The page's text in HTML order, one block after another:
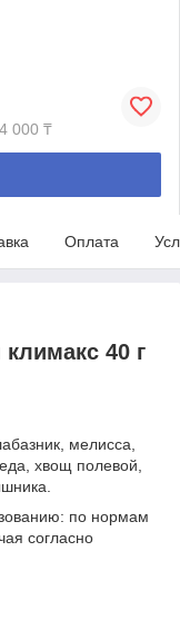
000 ₸
Оплата
40 г
мелисса,
хвощ полевой,
по нормам
согласно